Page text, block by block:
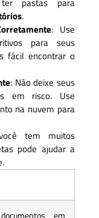
.
: Use
para seus
fácil encontrar o
: Não deixe seus
em risco. Use
na nuvem para
tem muitos
pode ajudar a
em